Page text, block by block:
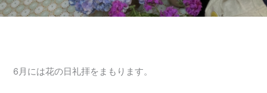
6月には花の日礼拝をまもります。